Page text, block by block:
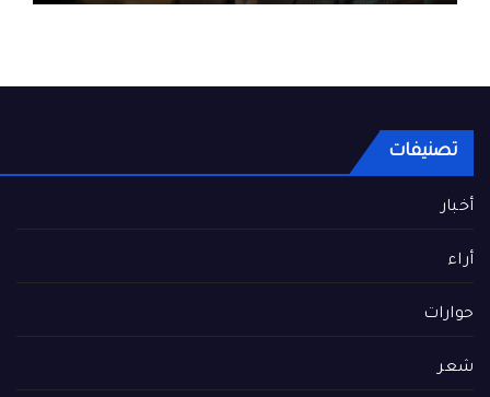
تصنيفات
أخبار
أراء
حوارات
شعر